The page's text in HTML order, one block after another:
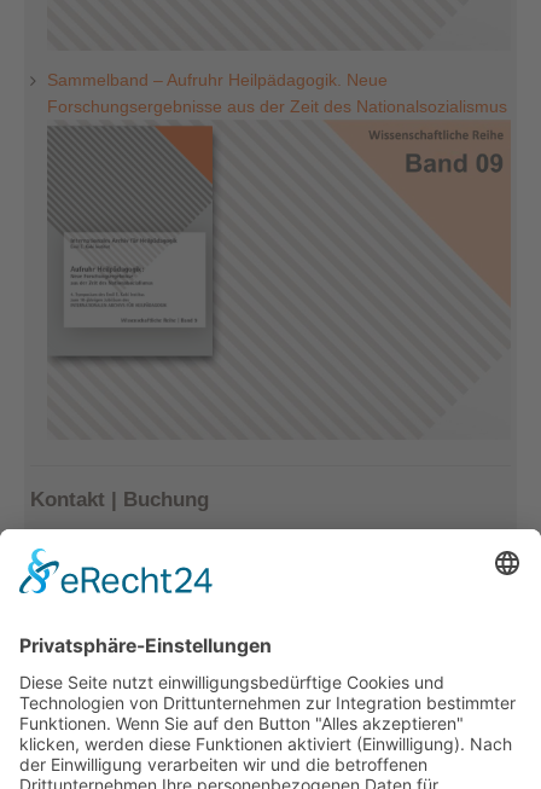
Sammelband – Aufruhr Heilpädagogik. Neue
Forschungsergebnisse aus der Zeit des Nationalsozialismus
Kontakt | Buchung
Tel.: 033477–548940
info@archiv-heilpaedagogik.de
Kommende Veranstaltungen